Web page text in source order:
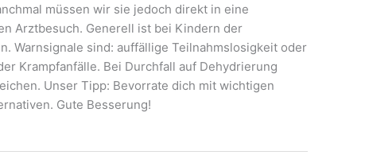
müssen wir sie jedoch direkt in eine
Arztbesuch. Generell ist bei Kindern der
Warnsignale sind: auffällige Teilnahmslosigkeit oder
Krampfanfälle. Bei Durchfall auf Dehydrierung
Unser Tipp: Bevorrate dich mit wichtigen
Gute Besserung!